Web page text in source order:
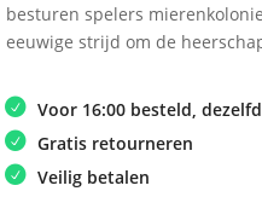
besturen spelers
eeuwige strijd om de
Voor 16:00 besteld,
Gratis retourneren
Veilig betalen